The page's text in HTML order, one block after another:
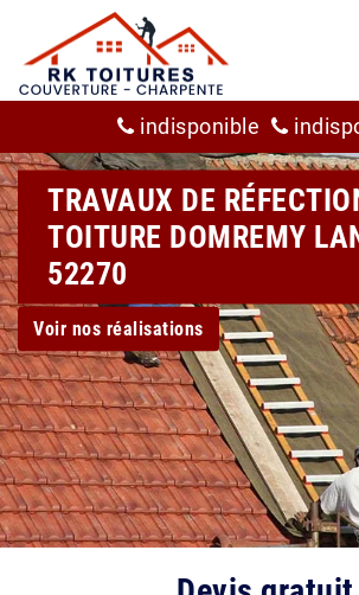
indisponible
TRAVAUX DE
TOITURE DOMREMY
52270
Voir nos réalisations